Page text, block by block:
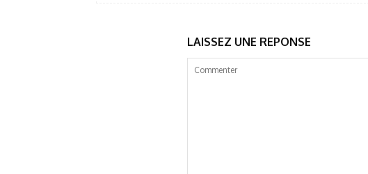
LAISSEZ UNE REPONSE